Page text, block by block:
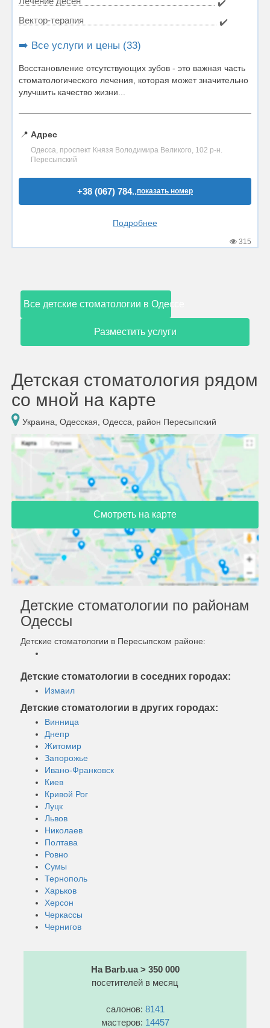
✔️
Вектор-терапия
✔️
➡️ Все услуги и цены (33)
Восстановление отсутствующих зубов - это важная часть
стоматологического лечения, которая может значительно
улучшить качество жизни...
📍 Адрес
Одесса, проспект Князя Володимира Великого, 102 р-н.
Пересыпский
+38 (067) 784..показать номер
Подробнее
315
Все детские стоматологии в Одессе
Разместить услуги
Детская стоматология рядом
со мной на карте
Украина, Одесская, Одесса, район Пересыпский
Смотреть на карте
Детские стоматологии по районам
Одессы
Детские стоматологии в Пересыпском районе:
Детские стоматологии в соседних городах:
Измаил
Детские стоматологии в других городах:
Винница
Днепр
Житомир
Запорожье
Ивано-Франковск
Киев
Кривой Рог
Луцк
Львов
Николаев
Полтава
Ровно
Сумы
Тернополь
Харьков
Херсон
Черкассы
Чернигов
На Barb.ua > 350 000
посетителей в месяц
салонов: 8141
мастеров: 14457